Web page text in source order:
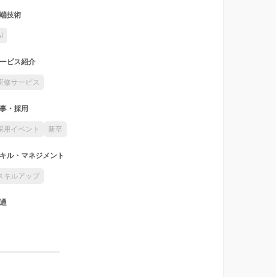
技術
ビス紹介
修サービス
・採用
用イベント 新卒
ル・マネジメント
キルアップ